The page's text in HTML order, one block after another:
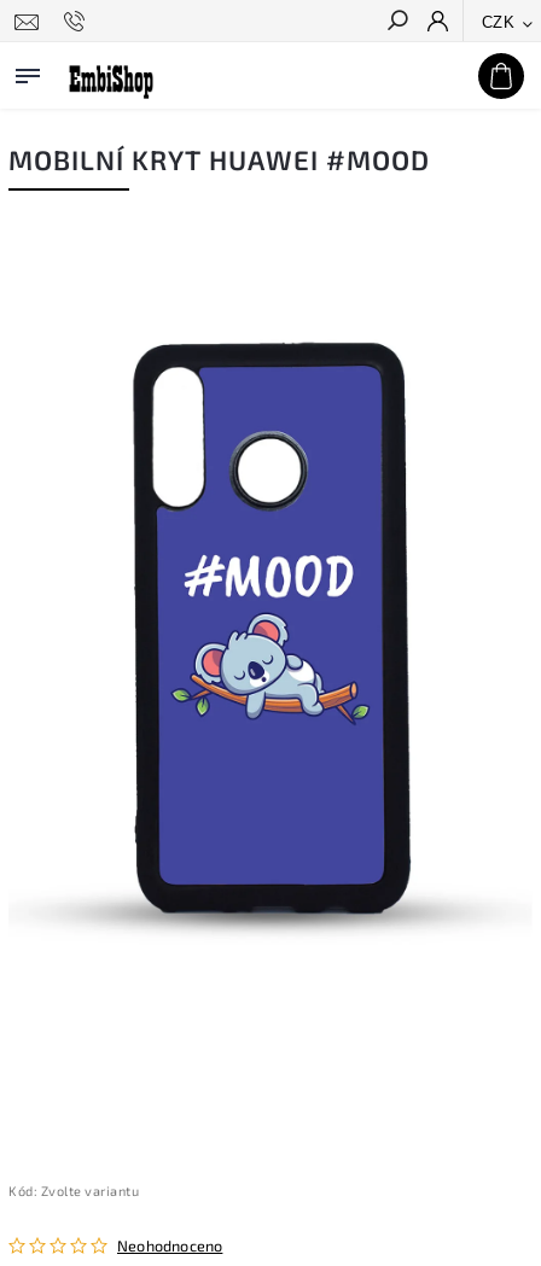
CZK
Hledat
MOBILNÍ KRYT HUAWEI #MOOD
Kód: Zvolte variantu
Neohodnoceno